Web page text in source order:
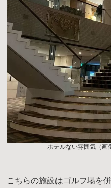
ホテルない雰囲気（画
こちらの施設はゴルフ場を